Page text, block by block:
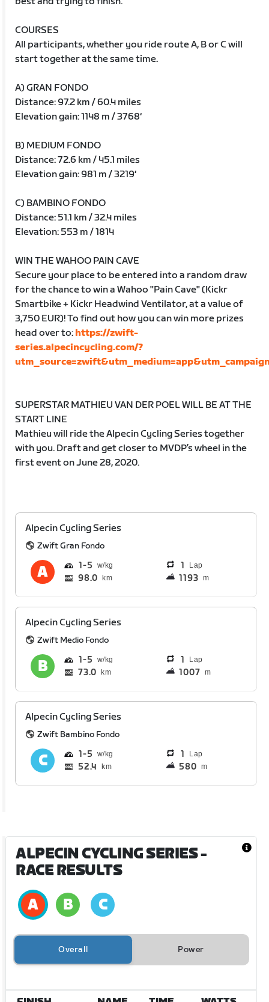
COURSES
All participants, whether you ride route A, B or C will
start together at the same time.
A) GRAN FONDO
Distance: 97.2 km / 60.4 miles
Elevation gain: 1148 m / 3768‘
B) MEDIUM FONDO
Distance: 72.6 km / 45.1 miles
Elevation gain: 981 m / 3219‘
C) BAMBINO FONDO
Distance: 51.1 km / 32.4 miles
Elevation: 553 m / 1814
WIN THE WAHOO PAIN CAVE
Secure your place to be entered into a random draw
for the chance to win a Wahoo "Pain Cave" (Kickr
Smartbike + Kickr Headwind Ventilator, at a value of
3,750 EUR)! To find out how you can win more prizes
head over to: https://zwift-
series.alpecincycling.com/?
SUPERSTAR MATHIEU VAN DER POEL WILL BE AT THE
START LINE
Mathieu will ride the Alpecin Cycling Series together
with you. Draft and get closer to MVDP’s wheel in the
first event on June 28, 2020.
Alpecin Cycling Series
Zwift Gran Fondo
1 5 1 Lap
98.0 km 1193 m
Alpecin Cycling Series
Zwift Medio Fondo
1 5 1 Lap
73.0 km 1007 m
Alpecin Cycling Series
Zwift Bambino Fondo
1 5 1 Lap
52.4 km 580 m
ALPECIN CYCLING SERIES-
RACE RESULTS
Overall Power